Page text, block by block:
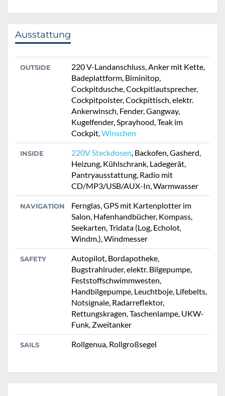
Ausstattung
OUTSIDE
220 V-Landanschluss, Anker mit Kette,
Badeplattform, Biminitop,
Cockpitdusche, Cockpitlautsprecher,
Cockpitpolster, Cockpittisch, elektr.
Ankerwinsch, Fender, Gangway,
Kugelfender, Sprayhood, Teak im
Cockpit, Winschen
INSIDE 220V Steckdosen , Backofen, Gasherd,
Heizung, Kühlschrank, Ladegerät,
Pantryausstattung, Radio mit
CD/MP3/USB/AUX-In, Warmwasser
NAVIGATION
Fernglas, GPS mit Kartenplotter im
Salon, Hafenhandbücher, Kompass,
Seekarten, Tridata (Log, Echolot,
Windm.), Windmesser
SAFETY
Autopilot, Bordapotheke,
Bugstrahlruder, elektr. Bilgepumpe,
Feststoffschwimmwesten,
Handbilgepumpe, Leuchtboje, Lifebelts,
Notsignale, Radarreflektor,
Rettungskragen, Taschenlampe, UKW-
Funk, Zweitanker
SAILS Rollgenua, Rollgroßsegel